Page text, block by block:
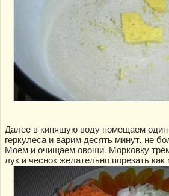
Далее в кипящую воду помещаем один
геркулеса и варим десять минут, не
Моем и очищаем овощи. Морковку
лук и чеснок желательно порезать